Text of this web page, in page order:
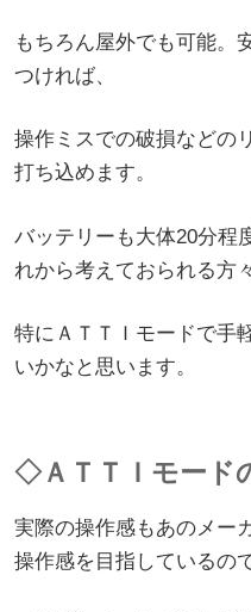
もちろん屋外でも可能。
つければ、
操作ミスでの破損などの
打ち込めます。
バッテリーも大体20分程
れから考えておられる方
特にＡＴＴＩモードで手
いかなと思います。
◇ＡＴＴＩモード
実際の操作感もあのメー
操作感を目指しているの